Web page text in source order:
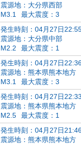
震源地：大分県西部
M3.1
最大震度：3
発生時刻：04月27日
震源地：大分県中部
M2.2
最大震度：1
発生時刻：04月27日
震源地：熊本県熊本地方
M3.1
最大震度：3
発生時刻：04月27日
震源地：熊本県熊本地方
M2.5
最大震度：1
発生時刻：04月27日
震源地：熊本県熊本地方